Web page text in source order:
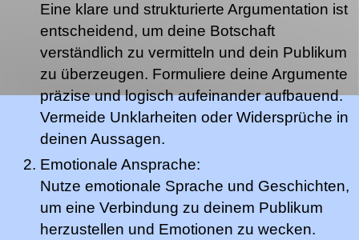
Eine klare und strukturierte Argumentation ist
entscheidend, um deine Botschaft
verständlich zu vermitteln und dein Publikum
zu überzeugen. Formuliere deine Argumente
präzise und logisch aufeinander aufbauend.
Vermeide Unklarheiten oder Widersprüche in
deinen Aussagen.
Emotionale Ansprache:
Nutze emotionale Sprache und Geschichten,
um eine Verbindung zu deinem Publikum
herzustellen und Emotionen zu wecken.